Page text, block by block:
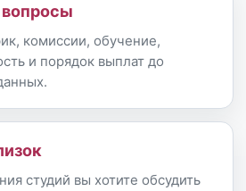
комиссии, обучение,
и порядок выплат до
студий вы хотите обсудить